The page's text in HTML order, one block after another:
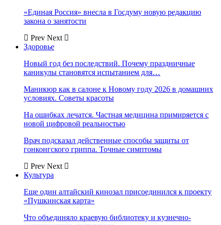
«Единая Россия» внесла в Госдуму новую редакцию
закона о занятости
Prev Next
Здоровье
Новый год без последствий. Почему праздничные
каникулы становятся испытанием для…
Маникюр как в салоне к Новому году 2026 в домашних
условиях. Советы красоты
На ошибках лечатся. Частная медицина примиряется с
новой цифровой реальностью
Врач подсказал действенные способы защиты от
гонконгского гриппа. Точные симптомы
Prev Next
Культура
Еще один алтайский кинозал присоединился к проекту
«Пушкинская карта»
Что объединяло краевую библиотеку и кузнечно-